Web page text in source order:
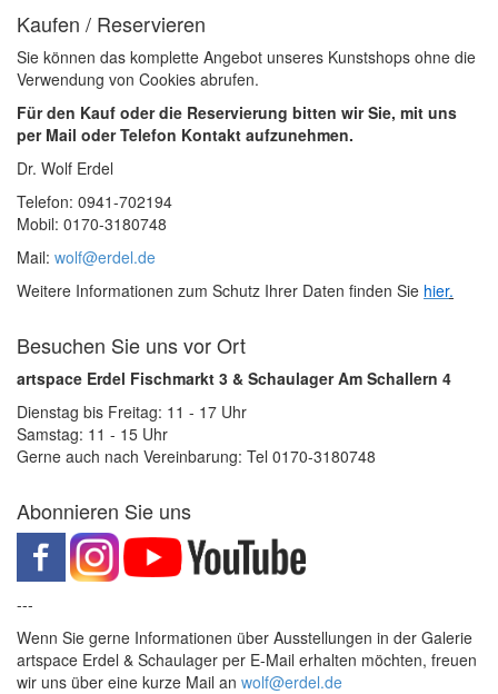
Kaufen / Reservieren
Sie können das komplette Angebot unseres Kunstshops ohne die
Verwendung von Cookies abrufen.
Für den Kauf oder die Reservierung bitten wir Sie, mit uns
per Mail oder Telefon Kontakt aufzunehmen.
Dr. Wolf Erdel
Telefon: 0941-702194
Mobil: 0170-3180748
Mail: wolf@erdel.de
Weitere Informationen zum Schutz Ihrer Daten finden Sie hier.
Besuchen Sie uns vor Ort
artspace Erdel Fischmarkt 3 & Schaulager Am Schallern 4
Dienstag bis Freitag: 11 - 17 Uhr
Samstag: 11 - 15 Uhr
Gerne auch nach Vereinbarung: Tel 0170-3180748
Abonnieren Sie uns
---
Wenn Sie gerne Informationen über Ausstellungen in der Galerie
artspace Erdel & Schaulager per E-Mail erhalten möchten, freuen
wir uns über eine kurze Mail an wolf@erdel.de